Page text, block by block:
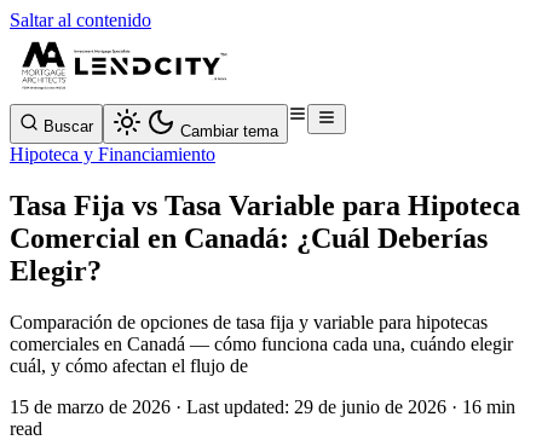
Saltar al contenido
Buscar Cambiar tema
Hipoteca y Financiamiento
Tasa Fija vs Tasa Variable para Hipoteca
Comercial en Canadá: ¿Cuál Deberías
Elegir?
Comparación de opciones de tasa fija y variable para hipotecas
comerciales en Canadá — cómo funciona cada una, cuándo elegir
cuál, y cómo afectan el flujo de
15 de marzo de 2026 · Last updated: 29 de junio de 2026 · 16 min
read